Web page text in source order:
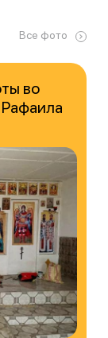
Все фото
во